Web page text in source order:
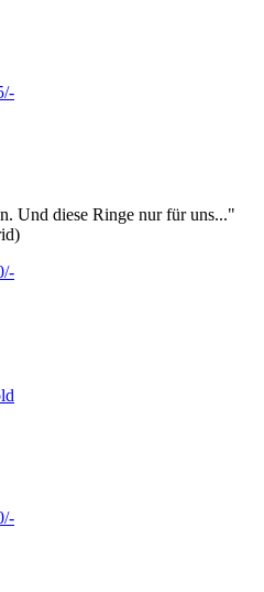
Und diese Ringe nur für uns..."